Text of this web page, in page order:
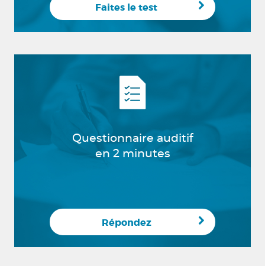
Faites le test
Questionnaire auditif
en 2 minutes
Répondez